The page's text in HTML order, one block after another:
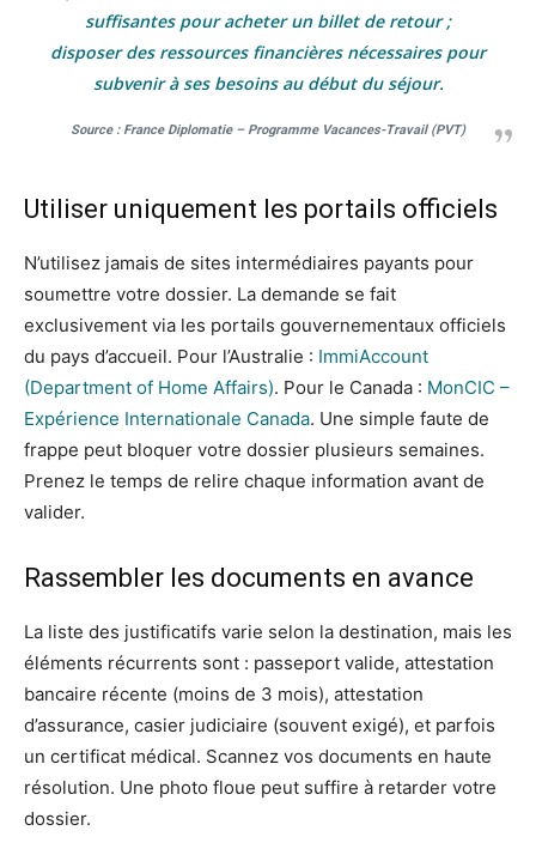
suffisantes pour acheter un billet de retour ;
disposer des ressources financières nécessaires pour
subvenir à ses besoins au début du séjour.
Source : France Diplomatie – Programme Vacances-Travail (PVT)
Utiliser uniquement les portails officiels
N’utilisez jamais de sites intermédiaires payants pour
soumettre votre dossier. La demande se fait
exclusivement via les portails gouvernementaux officiels
du pays d’accueil. Pour l’Australie : ImmiAccount
(Department of Home Affairs). Pour le Canada : MonCIC –
Expérience Internationale Canada. Une simple faute de
frappe peut bloquer votre dossier plusieurs semaines.
Prenez le temps de relire chaque information avant de
valider.
Rassembler les documents en avance
La liste des justificatifs varie selon la destination, mais les
éléments récurrents sont : passeport valide, attestation
bancaire récente (moins de 3 mois), attestation
d’assurance, casier judiciaire (souvent exigé), et parfois
un certificat médical. Scannez vos documents en haute
résolution. Une photo floue peut suffire à retarder votre
dossier.